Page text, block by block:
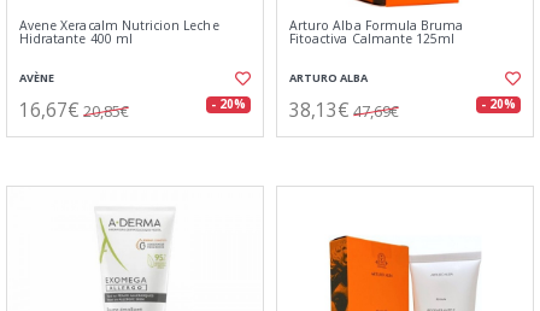
Avene Xeracalm Nutricion Leche
Hidratante 400 ml
AVÈNE
16,67€ 20,85€ - 20%
Arturo Alba Formula Bruma
Fitoactiva Calmante 125ml
ARTURO ALBA
38,13€ 47,69€ - 20%